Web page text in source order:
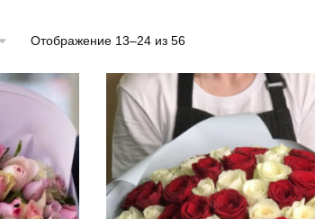
Отображение 13–24 из 56